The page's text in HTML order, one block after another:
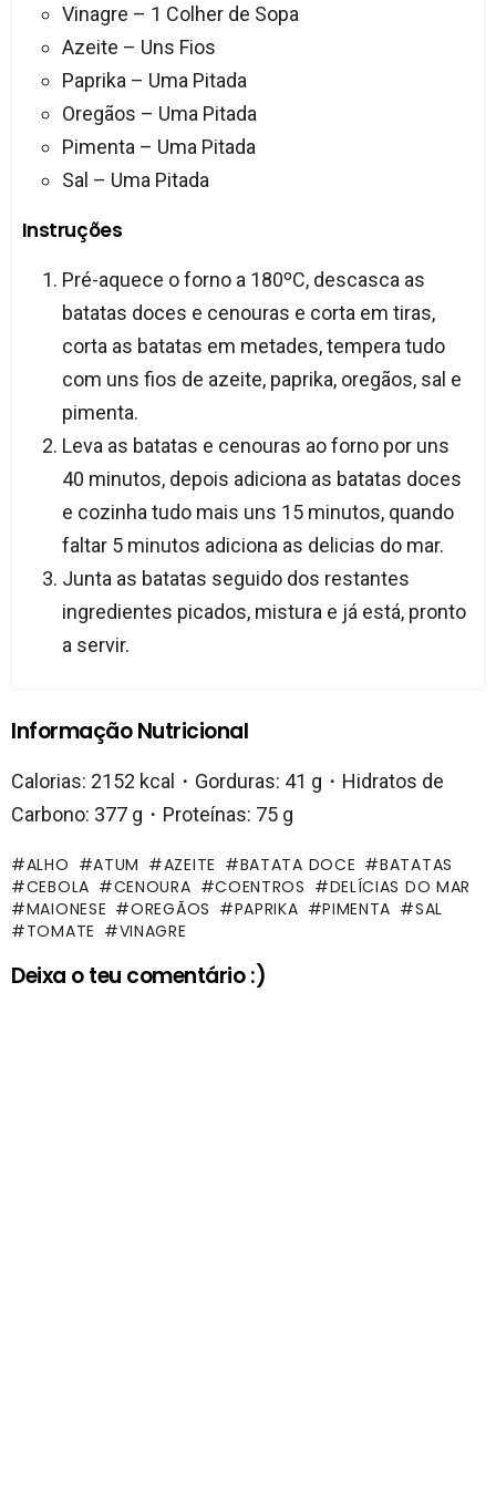
Vinagre – 1 Colher de Sopa
Azeite – Uns Fios
Paprika – Uma Pitada
Oregãos – Uma Pitada
Pimenta – Uma Pitada
Sal – Uma Pitada
Instruções
Pré-aquece o forno a 180ºC, descasca as
batatas doces e cenouras e corta em tiras,
corta as batatas em metades, tempera tudo
com uns fios de azeite, paprika, oregãos, sal e
pimenta.
Leva as batatas e cenouras ao forno por uns
40 minutos, depois adiciona as batatas doces
e cozinha tudo mais uns 15 minutos, quando
faltar 5 minutos adiciona as delicias do mar.
Junta as batatas seguido dos restantes
ingredientes picados, mistura e já está, pronto
a servir.
Informação Nutricional
Calorias: 2152 kcal・Gorduras: 41 g・Hidratos de
Carbono: 377 g・Proteínas: 75 g
ALHO ATUM AZEITE BATATA DOCE
BATATAS
CEBOLA
CENOURA COENTROS
DELÍCIAS DO MAR
MAIONESE
OREGÃOS PAPRIKA PIMENTA
SAL
TOMATE
VINAGRE
Deixa o teu comentário :)